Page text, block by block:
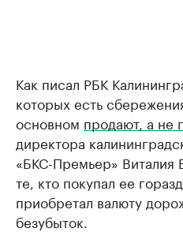
Как писал РБК
которых есть
основном продают, а не
директора
«БКС-Премьер» Виталия
те, кто покупал ее
приобретал валюту
безубыток.